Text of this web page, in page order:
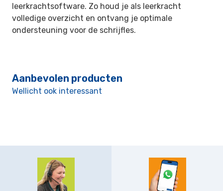
leerkrachtsoftware. Zo houd je als leerkracht
volledige overzicht en ontvang je optimale
ondersteuning voor de schrijfles.
Aanbevolen producten
Wellicht ook interessant